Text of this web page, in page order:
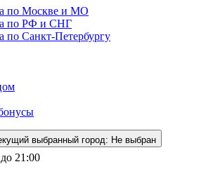
по Москве и МО
по РФ и СНГ
по Санкт-Петербургу
выбранный город: Не выбран
21:00